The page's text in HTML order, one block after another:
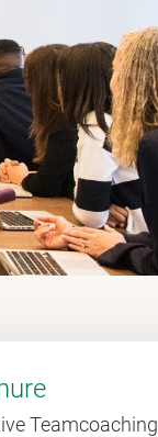
Teamcoaching